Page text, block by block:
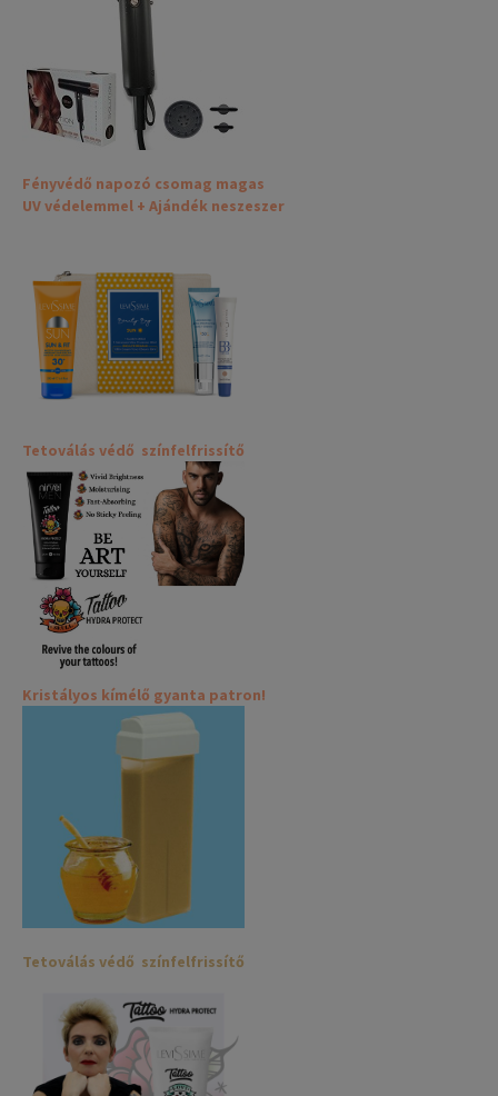
Fényvédő napozó csomag magas
UV védelemmel + Ajándék neszeszer
Tetoválás védő színfelfrissítő
Kristályos kímélő gyanta patron!
Tetoválás védő színfelfrissítő